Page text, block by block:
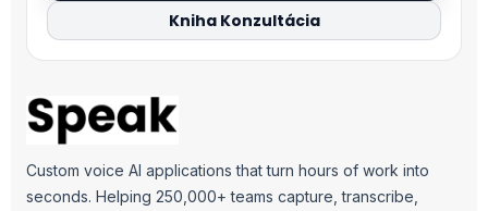
Kniha Konzultácia
Custom voice AI applications that turn hours of work into
seconds. Helping 250,000+ teams capture, transcribe,